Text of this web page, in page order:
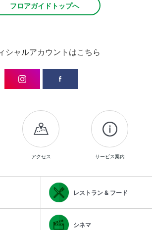
フロアガイドトップへ
シャルアカウントはこちら
アクセス サービス案内
レストラン & フード
シネマ